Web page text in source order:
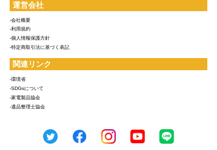
運営会社
-会社概要
-利用規約
-個人情報保護方針
-特定商取引法に基づく表記
関連リンク
-環境省
-SDGsについて
-家電製品協会
-遺品整理士協会